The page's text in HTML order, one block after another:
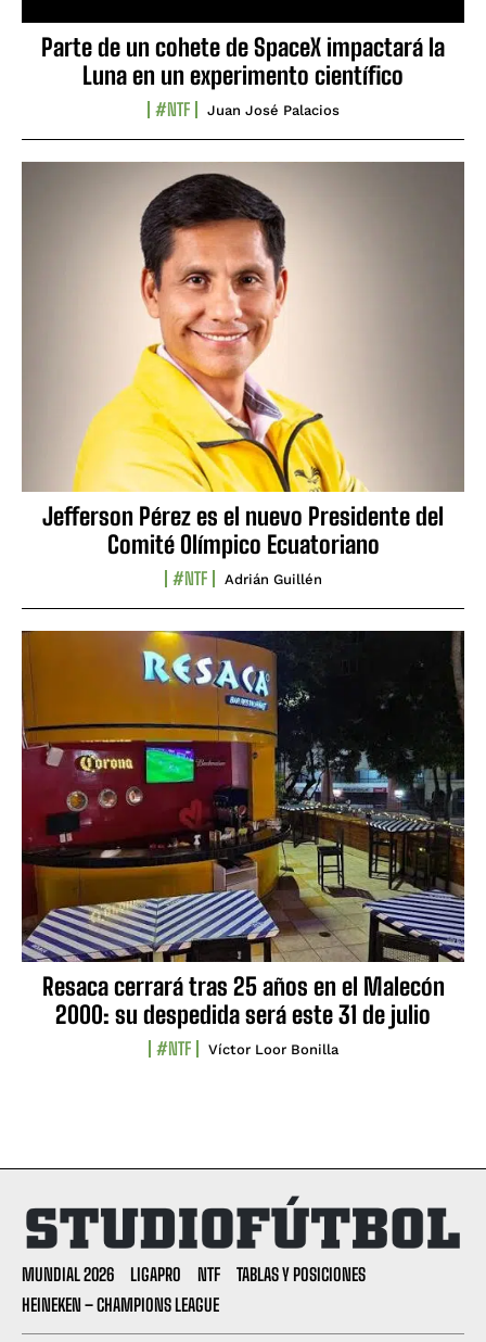
Parte de un cohete de SpaceX impactará la
Luna en un experimento científico
#NTF Juan José Palacios
Jefferson Pérez es el nuevo Presidente del
Comité Olímpico Ecuatoriano
#NTF Adrián Guillén
Resaca cerrará tras 25 años en el Malecón
2000: su despedida será este 31 de julio
#NTF Víctor Loor Bonilla
MUNDIAL 2026 LIGAPRO NTF
TABLAS Y POSICIONES
HEINEKEN – CHAMPIONS LEAGUE